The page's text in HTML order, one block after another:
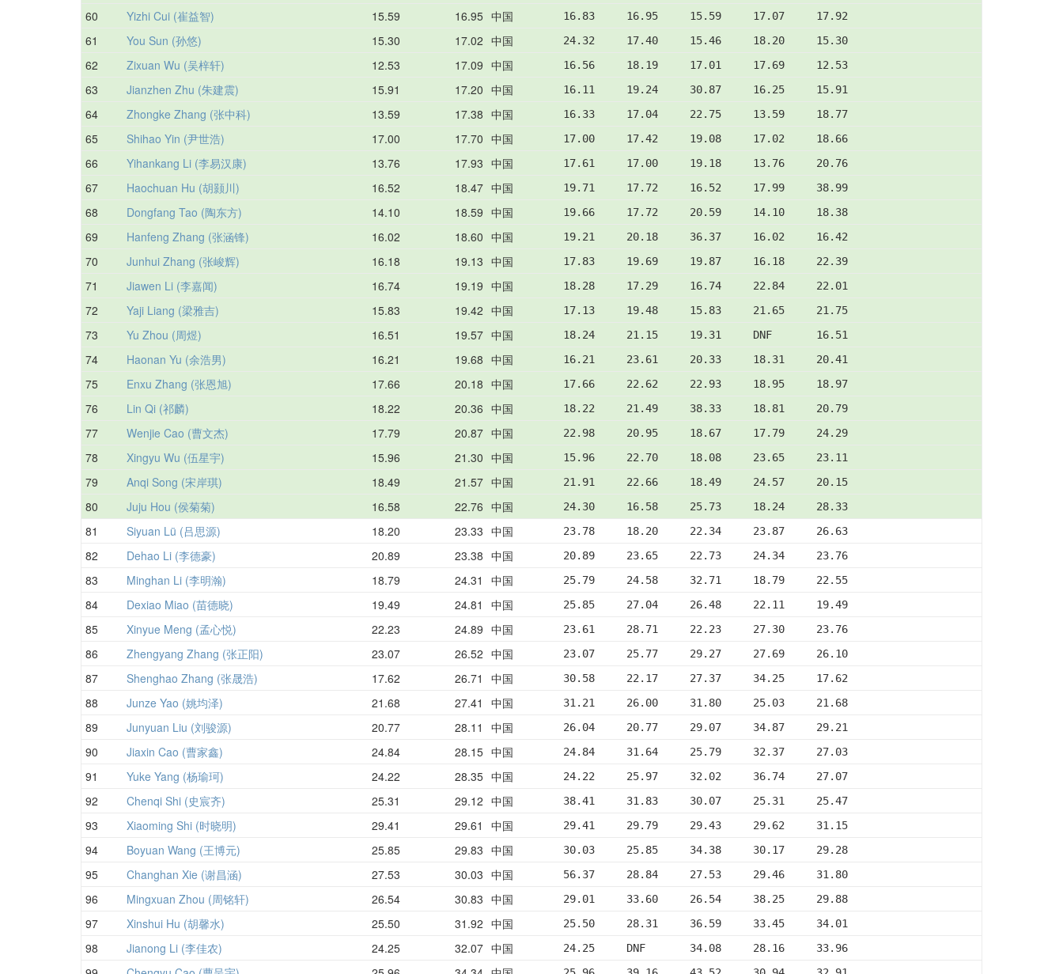
60 Yizhi Cui (崔益智) 15.59 16.95 中国 16.83     16.95     15.59     17.07     17.92
61 You Sun (孙悠) 15.30 17.02 中国 24.32     17.40     15.46     18.20     15.30
62 Zixuan Wu (吴梓轩) 12.53 17.09 中国 16.56     18.19     17.01     17.69     12.53
63 Jianzhen Zhu (朱建震) 15.91 17.20 中国 16.11     19.24     30.87     16.25     15.91
64 Zhongke Zhang (张中科) 13.59 17.38 中国 16.33     17.04     22.75     13.59     18.77
65 Shihao Yin (尹世浩) 17.00 17.70 中国 17.00     17.42     19.08     17.02     18.66
66 Yihankang Li (李易汉康) 13.76 17.93 中国 17.61     17.00     19.18     13.76     20.76
67 Haochuan Hu (胡颢川) 16.52 18.47 中国 19.71     17.72     16.52     17.99     38.99
68 Dongfang Tao (陶东方) 14.10 18.59 中国 19.66     17.72     20.59     14.10     18.38
69 Hanfeng Zhang (张涵锋) 16.02 18.60 中国 19.21     20.18     36.37     16.02     16.42
70 Junhui Zhang (张峻辉) 16.18 19.13 中国 17.83     19.69     19.87     16.18     22.39
71 Jiawen Li (李嘉闻) 16.74 19.19 中国 18.28     17.29     16.74     22.84     22.01
72 Yaji Liang (梁雅吉) 15.83 19.42 中国 17.13     19.48     15.83     21.65     21.75
73 Yu Zhou (周煜) 16.51 19.57 中国 18.24     21.15     19.31     DNF       16.51
74 Haonan Yu (余浩男) 16.21 19.68 中国 16.21     23.61     20.33     18.31     20.41
75 Enxu Zhang (张恩旭) 17.66 20.18 中国 17.66     22.62     22.93     18.95     18.97
76 Lin Qi (祁麟) 18.22 20.36 中国 18.22     21.49     38.33     18.81     20.79
77 Wenjie Cao (曹文杰) 17.79 20.87 中国 22.98     20.95     18.67     17.79     24.29
78 Xingyu Wu (伍星宇) 15.96 21.30 中国 15.96     22.70     18.08     23.65     23.11
79 Anqi Song (宋岸琪) 18.49 21.57 中国 21.91     22.66     18.49     24.57     20.15
80 Juju Hou (侯菊菊) 16.58 22.76 中国 24.30     16.58     25.73     18.24     28.33
81 Siyuan Lü (吕思源) 18.20 23.33 中国 23.78     18.20     22.34     23.87     26.63
82 Dehao Li (李德豪) 20.89 23.38 中国 20.89     23.65     22.73     24.34     23.76
83 Minghan Li (李明瀚) 18.79 24.31 中国 25.79     24.58     32.71     18.79     22.55
84 Dexiao Miao (苗德晓) 19.49 24.81 中国 25.85     27.04     26.48     22.11     19.49
85 Xinyue Meng (孟心悦) 22.23 24.89 中国 23.61     28.71     22.23     27.30     23.76
86 Zhengyang Zhang (张正阳) 23.07 26.52 中国 23.07     25.77     29.27     27.69     26.10
87 Shenghao Zhang (张晟浩) 17.62 26.71 中国 30.58     22.17     27.37     34.25     17.62
88 Junze Yao (姚均泽) 21.68 27.41 中国 31.21     26.00     31.80     25.03     21.68
89 Junyuan Liu (刘骏源) 20.77 28.11 中国 26.04     20.77     29.07     34.87     29.21
90 Jiaxin Cao (曹家鑫) 24.84 28.15 中国 24.84     31.64     25.79     32.37     27.03
91 Yuke Yang (杨瑜珂) 24.22 28.35 中国 24.22     25.97     32.02     36.74     27.07
92 Chenqi Shi (史宸齐) 25.31 29.12 中国 38.41     31.83     30.07     25.31     25.47
93 Xiaoming Shi (时晓明) 29.41 29.61 中国 29.41     29.79     29.43     29.62     31.15
94 Boyuan Wang (王博元) 25.85 29.83 中国 30.03     25.85     34.38     30.17     29.28
95 Changhan Xie (谢昌涵) 27.53 30.03 中国 56.37     28.84     27.53     29.46     31.80
96 Mingxuan Zhou (周铭轩) 26.54 30.83 中国 29.01     33.60     26.54     38.25     29.88
97 Xinshui Hu (胡馨水) 25.50 31.92 中国 25.50     28.31     36.59     33.45     34.01
98 Jianong Li (李佳农) 24.25 32.07 中国 24.25     DNF       34.08     28.16     33.96